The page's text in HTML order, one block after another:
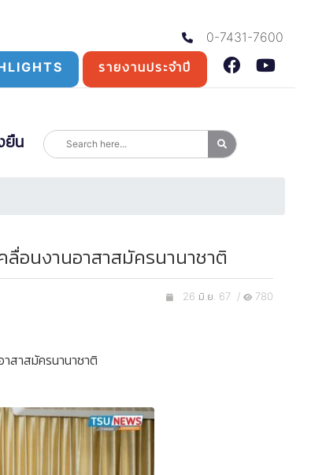
0-7431-7600
รายงานประจำปี
ยืน
อนงานอาสาสมัครนานาชาติ
26 มิ.ย. 67 / 780
สาสมัครนานาชาติ